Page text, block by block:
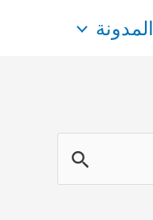
المدونة